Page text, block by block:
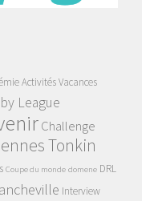
Activités Vacances
League
Challenge
Tonkin
Coupe du monde domene DRL
Interview